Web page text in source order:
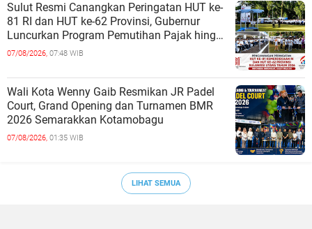
Sulut Resmi Canangkan Peringatan HUT ke-
81 RI dan HUT ke-62 Provinsi, Gubernur
Luncurkan Program Pemutihan Pajak hingga
Pembagian Jutaan Bibit Kelapa
07/08/2026, 07:48 WIB
Wali Kota Wenny Gaib Resmikan JR Padel
Court, Grand Opening dan Turnamen BMR
2026 Semarakkan Kotamobagu
07/08/2026, 01:35 WIB
LIHAT SEMUA